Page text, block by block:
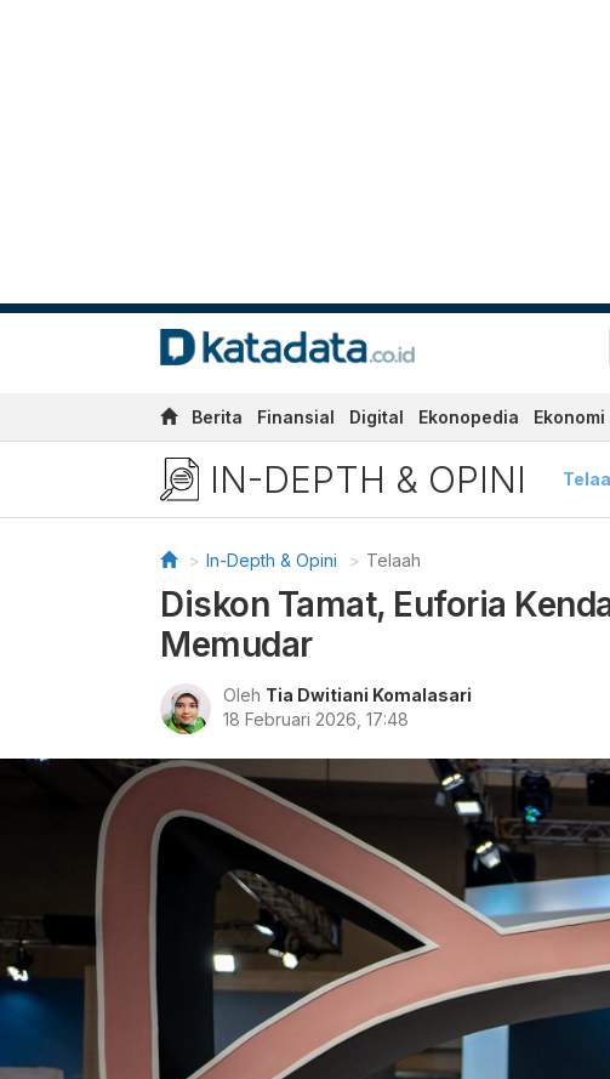
Berita Finansial Digital Ekonopedia Ekonomi
IN-DEPTH & OPINI
In-Depth & Opini Telaah
Diskon Tamat, Euforia
Memudar
Oleh Tia Dwitiani Komalasari
18 Februari 2026, 17:48